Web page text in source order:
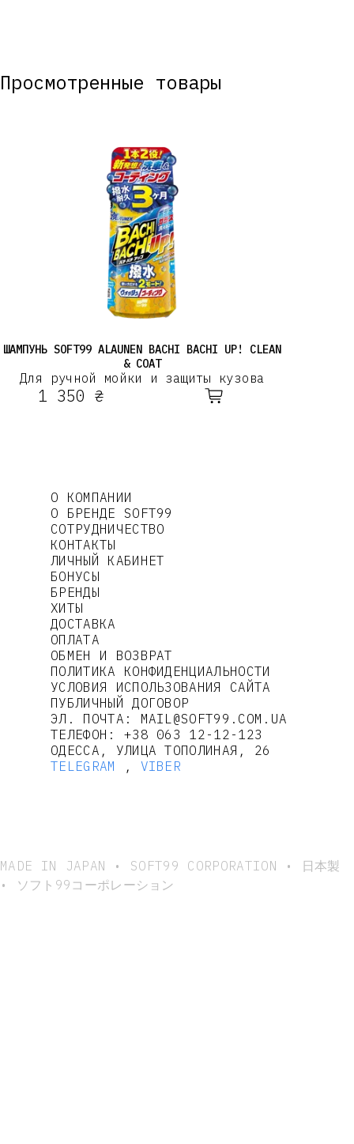
Просмотренные товары
ШАМПУНЬ SOFT99 ALAUNEN BACHI BACHI UP! CLEAN
& COAT
Для ручной мойки и защиты кузова
1 350 ₴
О КОМПАНИИ
О БРЕНДЕ SOFT99
СОТРУДНИЧЕСТВО
КОНТАКТЫ
ЛИЧНЫЙ КАБИНЕТ
БОНУСЫ
БРЕНДЫ
ХИТЫ
ДОСТАВКА
ОПЛАТА
ОБМЕН И ВОЗВРАТ
ПОЛИТИКА КОНФИДЕНЦИАЛЬНОСТИ
УСЛОВИЯ ИСПОЛЬЗОВАНИЯ САЙТА
ПУБЛИЧНЫЙ ДОГОВОР
ЭЛ. ПОЧТА: MAIL@SOFT99.COM.UA
ТЕЛЕФОН: +38 063 12-12-123
ОДЕССА, УЛИЦА ТОПОЛИНАЯ, 26
TELEGRAM
, VIBER
MADE IN JAPAN • SOFT99 CORPORATION • 日本製
• ソフト99コーポレーション
Повторите новый пароль
Новый номер
Номер телефона